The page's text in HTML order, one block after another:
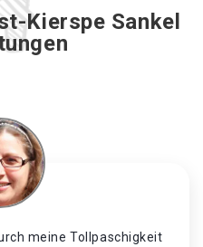
Kierspe Sankel
meine Tollpaschigkeit